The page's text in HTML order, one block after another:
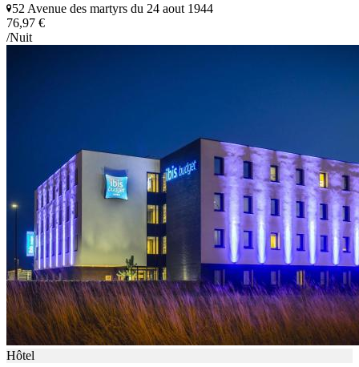
52 Avenue des martyrs du 24 aout 1944
76,97 €
/Nuit
Hôtel